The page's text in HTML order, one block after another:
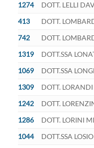
1274
DOTT. LELLI
413
DOTT.
742
DOTT.
1319
DOTT.SSA
1069
DOTT.SSA
1309
DOTT.
1242
DOTT.
1286
DOTT. LORINI
1044
DOTT.SSA